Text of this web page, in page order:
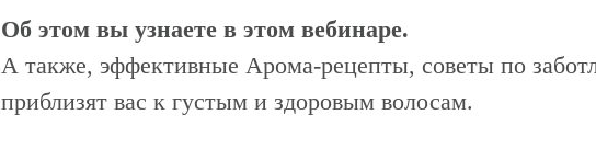
Об этом вы узнаете в этом вебинаре.
А также, эффективные Арома-рецепты, советы по
приблизят вас к густым и здоровым волосам.